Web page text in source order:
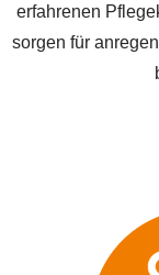
erfahrenen
sorgen für